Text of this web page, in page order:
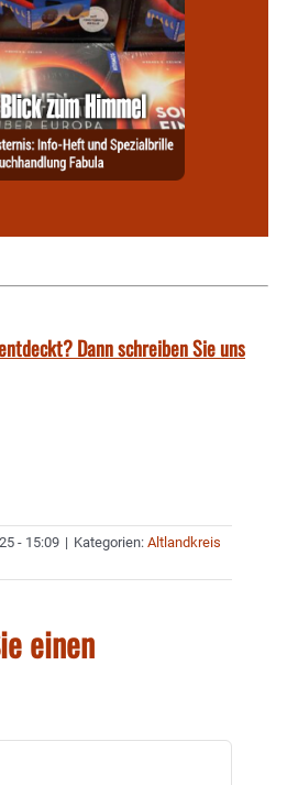
Dann schreiben Sie uns
- 15:09 | Kategorien: Altlandkreis
einen